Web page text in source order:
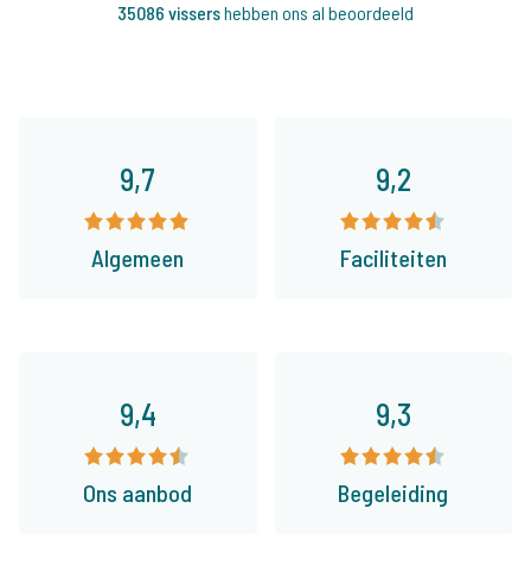
35086 vissershebben ons al beoordeeld
9,7
Algemeen
9,2
Faciliteiten
9,4
Ons aanbod
9,3
Begeleiding